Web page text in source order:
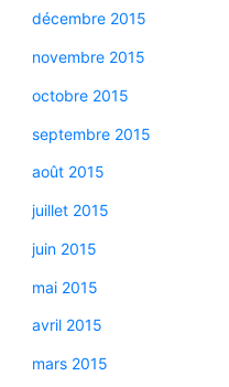
décembre 2015
novembre 2015
octobre 2015
septembre 2015
août 2015
juillet 2015
juin 2015
mai 2015
avril 2015
mars 2015